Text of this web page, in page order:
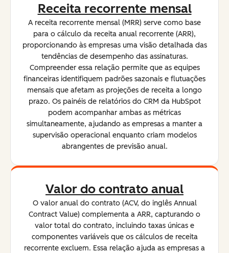
Receita recorrente mensal
A receita recorrente mensal (MRR) serve como base
para o cálculo da receita anual recorrente (ARR),
proporcionando às empresas uma visão detalhada das
tendências de desempenho das assinaturas.
Compreender essa relação permite que as equipes
financeiras identifiquem padrões sazonais e flutuações
mensais que afetam as projeções de receita a longo
prazo. Os painéis de relatórios do CRM da HubSpot
podem acompanhar ambas as métricas
simultaneamente, ajudando as empresas a manter a
supervisão operacional enquanto criam modelos
abrangentes de previsão anual.
Valor do contrato anual
O valor anual do contrato (ACV, do inglês Annual
Contract Value) complementa a ARR, capturando o
valor total do contrato, incluindo taxas únicas e
componentes variáveis que os cálculos de receita
recorrente excluem. Essa relação ajuda as empresas a